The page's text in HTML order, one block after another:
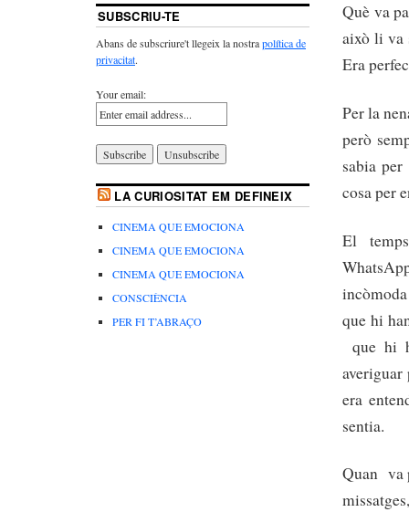
Què va
això li va
Era
Per la
però
sabia
cosa per
El
que hi
que hi
averiguar
era
sentia.
Quan va
SUBSCRIU-TE
Abans de subscriure't llegeix la nostrapolítica de
privacitat.
Your email:
LA CURIOSITAT EM DEFINEIX
CINEMA QUE EMOCIONA
CINEMA QUE EMOCIONA
CINEMA QUE EMOCIONA
CONSCIÈNCIA
PER FI T’ABRAÇO